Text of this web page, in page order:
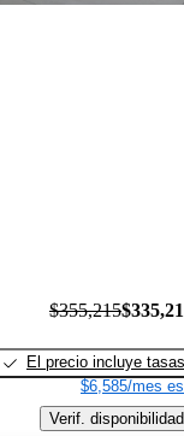
$355,215
El precio incluye tasas
$6,585/mes
Verif. disponibilidad